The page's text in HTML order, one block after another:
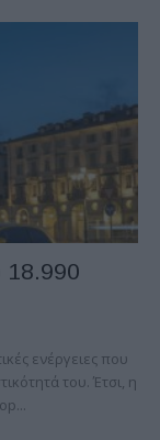
18.990
ενέργειες που
του. Έτσι, η